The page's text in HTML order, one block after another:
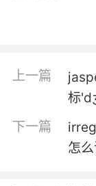
4. I really
我开始真心
使不考虑她的
5. It turns
down
上一篇
标
下一篇
怎